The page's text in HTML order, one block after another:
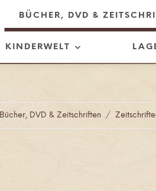
BÜCHER, DVD &
KINDERWELT
Bücher, DVD & Zeitschriften